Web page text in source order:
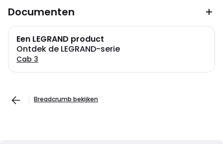
Documenten
Een LEGRAND product
Ontdek de LEGRAND-serie
Cab 3
Breadcrumb bekijken